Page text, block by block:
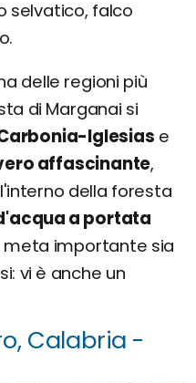
selvatico, falco
delle regioni più
di Marganai si
Iglesias e
affascinante,
della foresta
a portata
meta importante sia
vi è anche un
Calabria -